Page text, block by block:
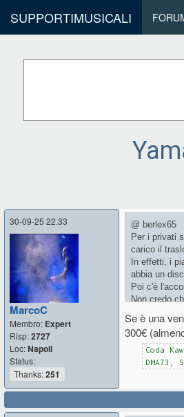
SUPPORTIMUSICALI
30-09-25 22.33
MarcoC
Membro: Expert
Risp:2727
Loc:Napoli
Status:
Thanks:251
@ berlex65
Per i privati
carico il
In effetti, i
abbia un
Poi c'è
Non credo
Se è una
300€
Coda
DMA73,